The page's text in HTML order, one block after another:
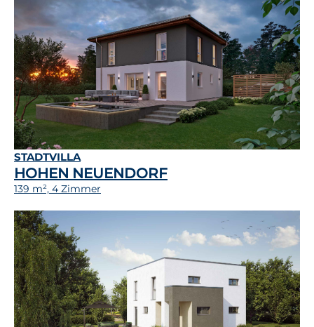
STADTVILLA
HOHEN NEUENDORF
139 m², 4 Zimmer